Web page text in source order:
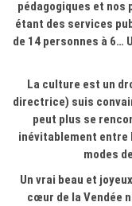
pédagogiques et
étant des services
de 14 personnes à 6…
La culture est un
directrice) suis
peut plus se
inévitablement entre
modes
Un vrai beau et
cœur de la Vendée